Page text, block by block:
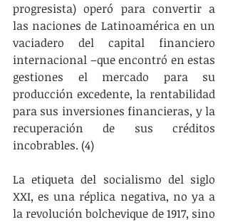
progresista) operó para convertir a
las naciones de Latinoamérica en un
vaciadero del capital financiero
internacional –que encontró en estas
gestiones el mercado para su
producción excedente, la rentabilidad
para sus inversiones financieras, y la
recuperación de sus créditos
incobrables. (4)
La etiqueta del socialismo del siglo
XXI, es una réplica negativa, no ya a
la revolución bolchevique de 1917, sino